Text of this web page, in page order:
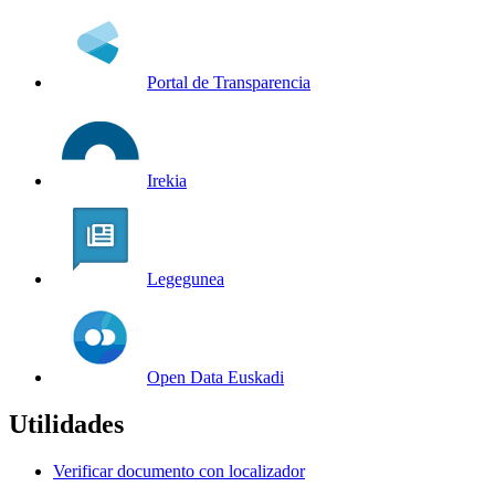
Portal de Transparencia
Irekia
Legegunea
Open Data Euskadi
Utilidades
Verificar documento con localizador